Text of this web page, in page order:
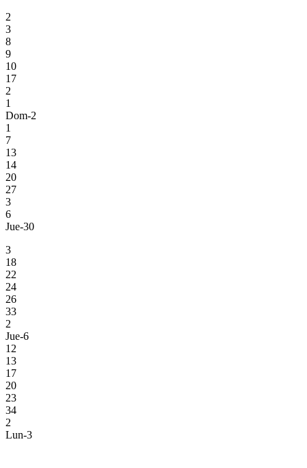
2
3
8
9
10
17
2
1
Dom-2
1
7
13
14
20
27
3
6
Jue-30
3
18
22
24
26
33
2
Jue-6
12
13
17
20
23
34
2
Lun-3